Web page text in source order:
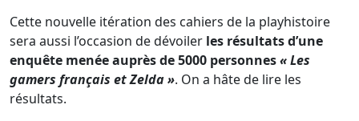
Cette nouvelle itération des cahiers de la playhistoire
sera aussi l’occasion de dévoiler les résultats d’une
enquête menée auprès de 5000 personnes« Les
gamers français et Zelda ». On a hâte de lire les
résultats.